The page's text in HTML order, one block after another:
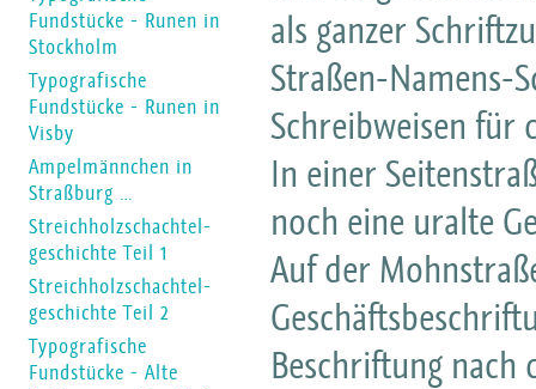
als ganzer
Straßen-Namens-
Schreibweisen für
In einer
noch eine uralte
Auf der
Beschriftung
Fundstücke - Runen in
Stockholm
Typografische
Fundstücke - Runen in
Visby
Ampelmännchen in
Straßburg …
Streichholzschachtel-
geschichte Teil 1
Streichholzschachtel-
geschichte Teil 2
Typografische
Fundstücke - Alte